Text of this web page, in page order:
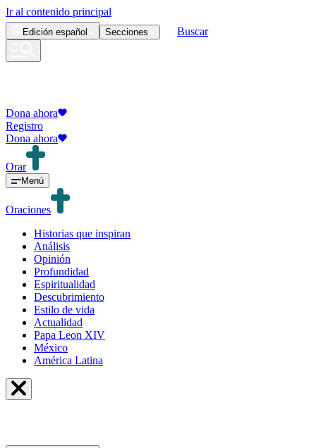
Ir al contenido principal
Edición español Secciones Buscar
Dona ahora
Registro
Dona ahora
Orar
Menú
Oraciones
Historias que inspiran
Análisis
Opinión
Profundidad
Espiritualidad
Descubrimiento
Estilo de vida
Actualidad
Papa Leon XIV
México
América Latina